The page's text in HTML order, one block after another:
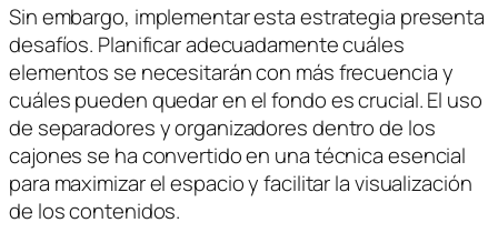
Sin embargo, implementar esta estrategia presenta
desafíos. Planificar adecuadamente cuáles
elementos se necesitarán con más frecuencia y
cuáles pueden quedar en el fondo es crucial. El uso
de separadores y organizadores dentro de los
cajones se ha convertido en una técnica esencial
para maximizar el espacio y facilitar la visualización
de los contenidos.